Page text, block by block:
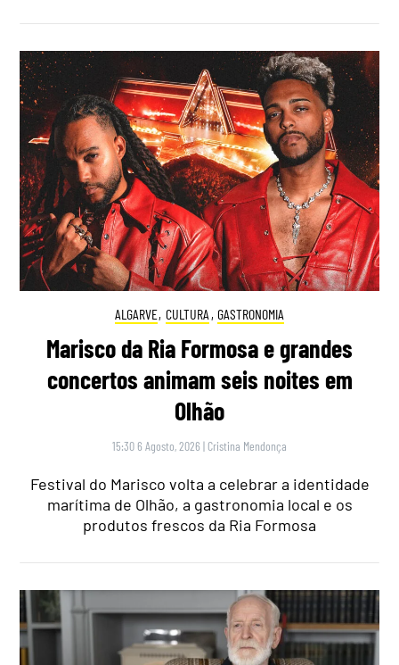
ALGARVE, CULTURA , GASTRONOMIA
Marisco da Ria Formosa e grandes
concertos animam seis noites em
Olhão
15:30 6 Agosto, 2026 | Cristina Mendonça
Festival do Marisco volta a celebrar a identidade
marítima de Olhão, a gastronomia local e os
produtos frescos da Ria Formosa